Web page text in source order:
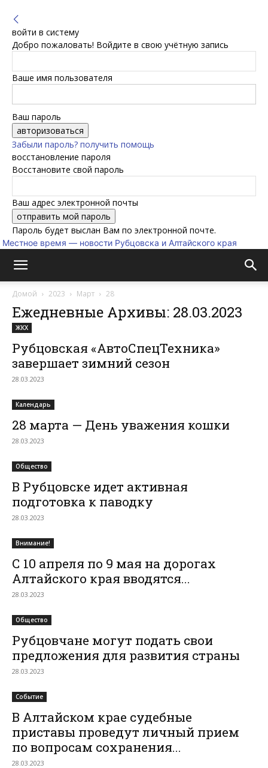
войти в систему
Добро пожаловать! Войдите в свою учётную запись
Ваше имя пользователя
Ваш пароль
Забыли пароль? получить помощь
восстановление пароля
Восстановите свой пароль
Ваш адрес электронной почты
Пароль будет выслан Вам по электронной почте.
Местное время — новости Рубцовска и Алтайского края
Домой 2023 Март 28
Ежедневные Архивы: 28.03.2023
ЖКХ
Рубцовская «АвтоСпецТехника»
завершает зимний сезон
28.03.2023
Календарь
28 марта — День уважения кошки
28.03.2023
Общество
В Рубцовске идет активная
подготовка к паводку
28.03.2023
Внимание!
С 10 апреля по 9 мая на дорогах
Алтайского края вводятся...
28.03.2023
Общество
Рубцовчане могут подать свои
предложения для развития страны
28.03.2023
Событие
В Алтайском крае судебные
приставы проведут личный прием
по вопросам сохранения...
28.03.2023